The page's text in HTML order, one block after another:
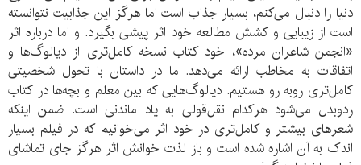
دنیا را دنبال می‌کنم، بسیار جذاب است اما هرگز این جذابیت نتوانسته‌
است از زیبایی و کشش مطالعه خود اثر پیشی بگیرد. و اما درباره اثر
«انجمن شاعران مرده»، خود کتاب نسخه کامل‌تری از دیالوگ‌ها و
اتفاقات به مخاطب ارائه می‌دهد. ما در داستان با تحول شخصیتی
کامل‌تری روبه رو هستیم. دیالوگ‌هایی که بین معلم و بچه‌ها در کتاب
ردوبدل می‌شود هرکدام نقل‌قولی به یاد ماندنی ا‌ست. ضمن اینکه
شعرهای بیشتر و کامل‌تری در خود اثر می‌خوانیم که در فیلم بسیار
اندک به آن اشاره شده است و باز لذت خوانش اثر هرگز جای تماشای